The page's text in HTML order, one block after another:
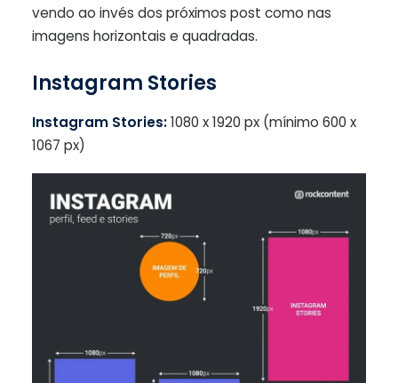
vendo ao invés dos próximos post como nas
imagens horizontais e quadradas.
Instagram Stories
Instagram Stories:1080 x 1920 px (mínimo 600 x
1067 px)